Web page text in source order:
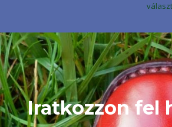
Iratkozzon fel